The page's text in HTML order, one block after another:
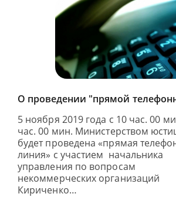
О проведении "прямой
5 ноября 2019 года с 10 час. 00
час. 00 мин. Министерством
будет проведена «прямая
линия» с участием начальника
управления по вопросам
некоммерческих организаций
Кириченко…